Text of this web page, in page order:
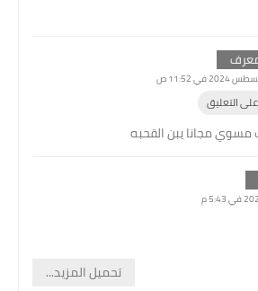
مسوي مجانا يبن القحبه
التعليق
تحميل المزيد...